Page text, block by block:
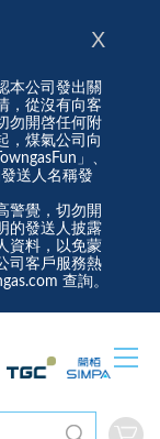
本公司發出關
，從沒有向客
勿開啓任何附
，煤氣公司向
」、
發送人名稱發
警覺，切勿開
的發送人披露
資料，以免蒙
司客戶服務熱
查詢。
X